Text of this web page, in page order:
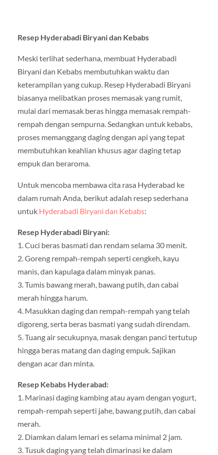
Resep Hyderabadi Biryani dan Kebabs
Meski terlihat sederhana, membuat Hyderabadi
Biryani dan Kebabs membutuhkan waktu dan
keterampilan yang cukup. Resep Hyderabadi Biryani
biasanya melibatkan proses memasak yang rumit,
mulai dari memasak beras hingga memasak rempah-
rempah dengan sempurna. Sedangkan untuk kebabs,
proses memanggang daging dengan api yang tepat
membutuhkan keahlian khusus agar daging tetap
empuk dan beraroma.
Untuk mencoba membawa cita rasa Hyderabad ke
dalam rumah Anda, berikut adalah resep sederhana
untuk Hyderabadi Biryani dan Kebabs:
Resep Hyderabadi Biryani:
1. Cuci beras basmati dan rendam selama 30 menit.
2. Goreng rempah-rempah seperti cengkeh, kayu
manis, dan kapulaga dalam minyak panas.
3. Tumis bawang merah, bawang putih, dan cabai
merah hingga harum.
4. Masukkan daging dan rempah-rempah yang telah
digoreng, serta beras basmati yang sudah direndam.
5. Tuang air secukupnya, masak dengan panci tertutup
hingga beras matang dan daging empuk. Sajikan
dengan acar dan minta.
Resep Kebabs Hyderabad:
1. Marinasi daging kambing atau ayam dengan yogurt,
rempah-rempah seperti jahe, bawang putih, dan cabai
merah.
2. Diamkan dalam lemari es selama minimal 2 jam.
3. Tusuk daging yang telah dimarinasi ke dalam